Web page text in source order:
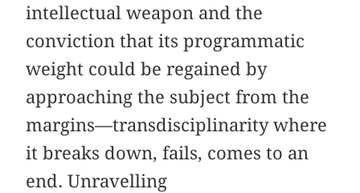
intellectual weapon and the
conviction that its programmatic
weight could be regained by
approaching the subject from the
margins—transdisciplinarity where
it breaks down, fails, comes to an
end. Unravelling